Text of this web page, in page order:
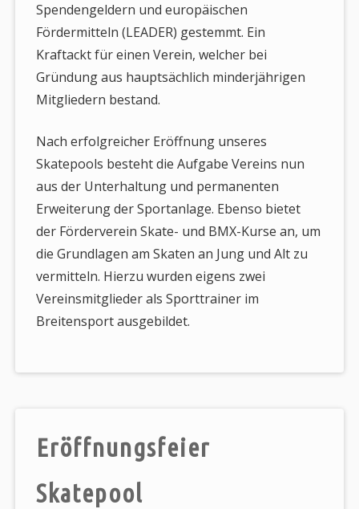
Spendengeldern und europäischen
Fördermitteln (LEADER) gestemmt. Ein
Kraftackt für einen Verein, welcher bei
Gründung aus hauptsächlich minderjährigen
Mitgliedern bestand.
Nach erfolgreicher Eröffnung unseres
Skatepools besteht die Aufgabe Vereins nun
aus der Unterhaltung und permanenten
Erweiterung der Sportanlage. Ebenso bietet
der Förderverein Skate- und BMX-Kurse an, um
die Grundlagen am Skaten an Jung und Alt zu
vermitteln. Hierzu wurden eigens zwei
Vereinsmitglieder als Sporttrainer im
Breitensport ausgebildet.
Eröffnungsfeier
Skatepool